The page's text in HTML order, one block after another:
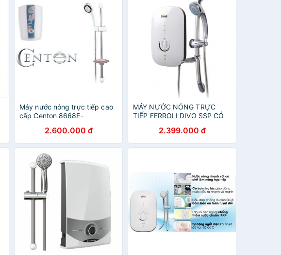
Máy nước nóng trực tiếp cao
cấp Centon 8668E-
2.600.000 đ
MÁY NƯỚC NÓNG TRỰC
TIẾP FERROLI DIVO SSP CÓ
2.399.000 đ